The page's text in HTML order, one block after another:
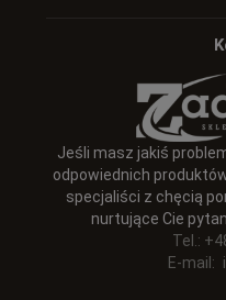
Jeśli masz jakiś
odpowiednich
specjaliści z chęcią
nurtujące Cie
Tel.:
E-mail: